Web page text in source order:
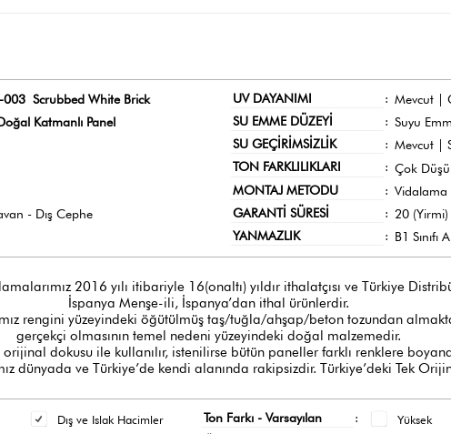
003 Scrubbed White Brick UV DAYANIMI : Mevcut |
Katmanlı Panel SU EMME DÜZEYİ : Suyu
SU GEÇİRİMSİZLİK : Mevcut |
TON FARKLILIKLARI : Çok
MONTAJ METODU : Vidalama
- Dış Cephe GARANTİ SÜRESİ : 20 (Yirmi)
YANMAZLIK : B1 Sınıfı
2016 yılı itibariyle 16(onaltı) yıldır ithalatçısı ve Türkiye
İspanya Menşe-ili, İspanya’dan ithal ürünlerdir.
rengini yüzeyindeki öğütülmüş taş/tuğla/ahşap/beton tozundan
gerçekçi olmasının temel nedeni yüzeyindeki doğal malzemedir.
orijinal dokusu ile kullanılır, istenilirse bütün paneller farklı renklere
dünyada ve Türkiye’de kendi alanında rakipsizdir. Türkiye’deki Tek
Dış ve Islak Hacimler Ton Farkı - Varsayılan : Yüksek